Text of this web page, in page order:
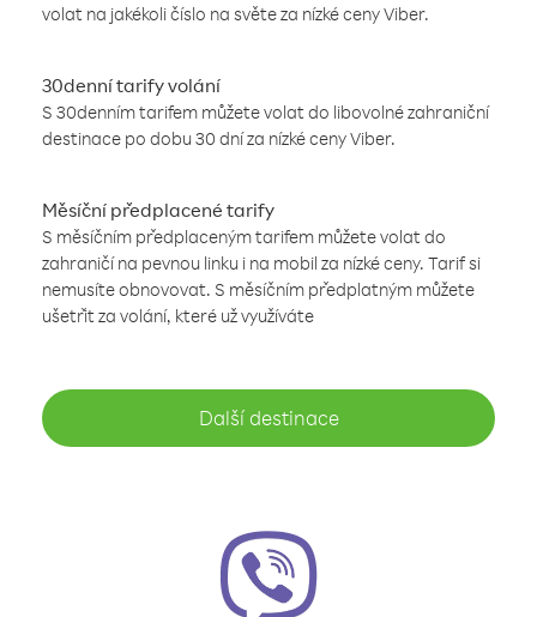
volat na jakékoli číslo na světe za nízké ceny Viber.
30denní tarify volání
S 30denním tarifem můžete volat do libovolné zahraniční
destinace po dobu 30 dní za nízké ceny Viber.
Měsíční předplacené tarify
S měsíčním předplaceným tarifem můžete volat do
zahraničí na pevnou linku i na mobil za nízké ceny. Tarif si
nemusíte obnovovat. S měsíčním předplatným můžete
ušetřit za volání, které už využíváte
Další destinace